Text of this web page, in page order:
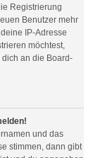
Registrierung
Benutzer mehr
IP-Adresse
möchtest,
an die Board-
und das
stimmen, dann gibt